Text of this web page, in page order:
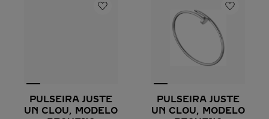
PULSEIRA JUSTE
UN CLOU, MODELO
PULSEIRA JUSTE
UN CLOU, MODELO